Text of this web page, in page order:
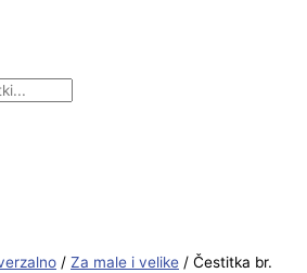
/ Za male i velike / Čestitka br.